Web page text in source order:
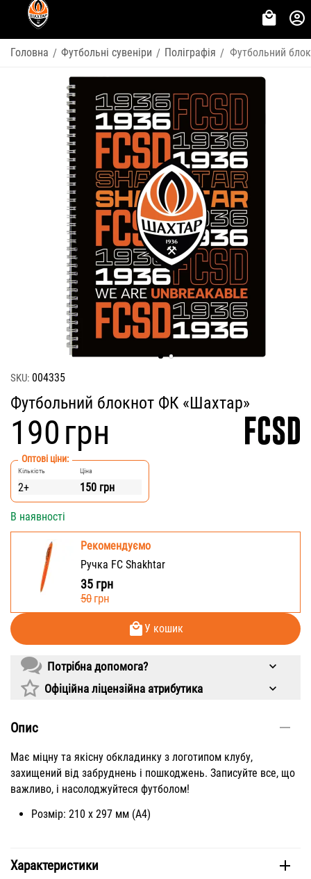
Головна / Футбольні сувеніри / Поліграфія / Футбольний
SKU: 004335
Футбольний блокнот ФК «Шахтар»
‍190‍грн
Оптові ціни:
Кількість
2+
Ціна
150 грн
В наявності
Рекомендуємо
Ручка FC Shakhtar
35 грн
‍50‍ грн
У кошик
Потрібна допомога?
Офіційна ліцензійна атрибутика
Опис
Має міцну та якісну обкладинку з логотипом клубу,
захищений від забруднень і пошкоджень. Записуйте все, що
важливо, і насолоджуйтеся футболом!
Розмір: 210 х 297 мм (А4)
Характеристики